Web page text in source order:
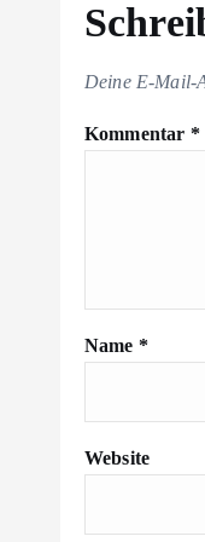
Deine E-Mail-
Kommentar *
Name *
Website